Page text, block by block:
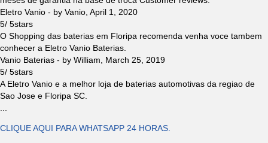
Eletro Vanio - by Vanio April 1, 2020
5/ 5stars
O Shopping das baterias em Floripa recomenda venha voce tambem
conhecer a Eletro Vanio Baterias.
Vanio Baterias - by William
March 25, 2019
5/ 5stars
A Eletro Vanio e a melhor loja de baterias automotivas da regiao de
Sao Jose e Floripa SC.
CLIQUE AQUI PARA WHATSAPP 24 HORAS.